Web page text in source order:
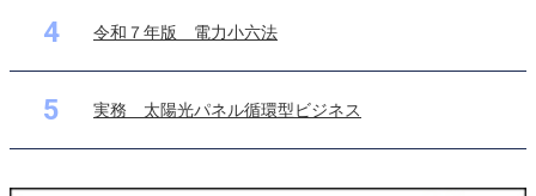
4 令和７年版 電力小六法
5 実務 太陽光パネル循環型ビジネス